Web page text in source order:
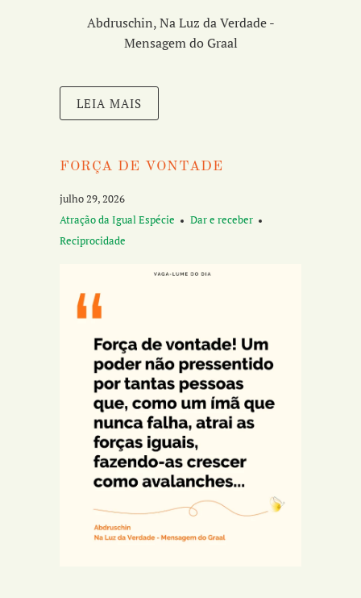
Abdruschin, Na Luz da Verdade -
Mensagem do Graal
LEIA MAIS
FORÇA DE VONTADE
julho 29, 2026
Atração da Igual Espécie
Dar e receber
Reciprocidade